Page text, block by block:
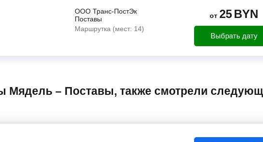
ООО Транс-ПостЭк
Поставы
Маршрутка (мест: 14)
от25BYN
Выбрать дату